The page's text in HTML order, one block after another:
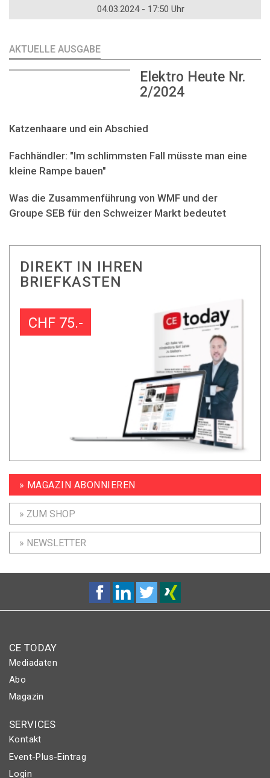
04.03.2024 - 17:50 Uhr
AKTUELLE AUSGABE
Elektro Heute Nr.
2/2024
Katzenhaare und ein Abschied
Fachhändler: "Im schlimmsten Fall müsste man eine
kleine Rampe bauen"
Was die Zusammenführung von WMF und der
Groupe SEB für den Schweizer Markt bedeutet
DIREKT IN IHREN
BRIEFKASTEN
CHF 75.-
» MAGAZIN ABONNIEREN
» ZUM SHOP
» NEWSLETTER
CE TODAY
Mediadaten
Abo
Magazin
SERVICES
Kontakt
Event-Plus-Eintrag
Login